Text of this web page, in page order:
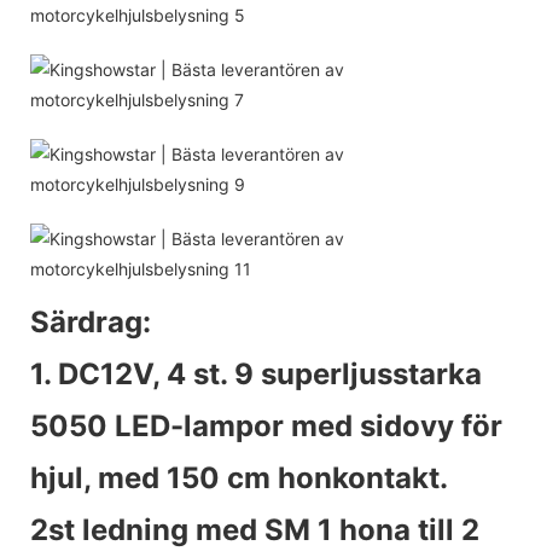
Särdrag:
1. DC12V, 4 st. 9 superljusstarka
5050 LED-lampor med sidovy för
hjul, med 150 cm honkontakt.
2st ledning med SM 1 hona till 2